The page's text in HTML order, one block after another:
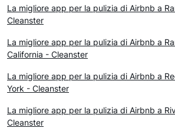
La migliore app per la pulizia di Airbnb a
Cleanster
La migliore app per la pulizia di Airbnb a
California - Cleanster
La migliore app per la pulizia di Airbnb a
York - Cleanster
La migliore app per la pulizia di Airbnb a
Cleanster